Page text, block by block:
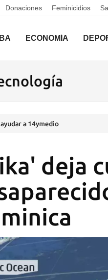
Donaciones Feminicidios
ECONOMÍA
a 14ymedio
deja